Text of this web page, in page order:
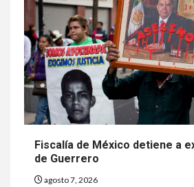
Fiscalía de México detiene a
de Guerrero
agosto 7, 2026